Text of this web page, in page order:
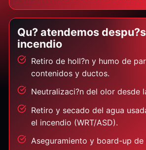
Qu? atendemos
incendio
Retiro de holl?n y humo de
contenidos y ductos.
Neutralizaci?n del olor desde
Retiro y secado del agua
el incendio (WRT/ASD).
Aseguramiento y board-up